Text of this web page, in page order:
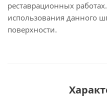
реставрационных
использования данного
поверхности.